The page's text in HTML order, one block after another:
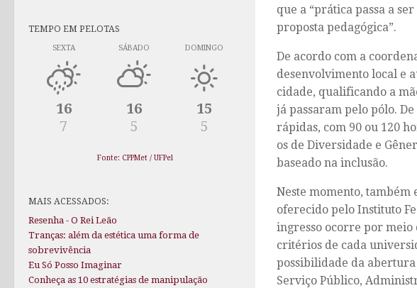
que a “prática passa a
proposta pedagógica”.
De acordo com a
desenvolvimento local e
cidade, qualificando a
já passaram pelo pólo.
rápidas, com 90 ou 120
os de Diversidade e
baseado na inclusão.
Neste momento, também
oferecido pelo Instituto
ingresso ocorre por meio
critérios de cada
possibilidade da abertura
Serviço Público,
TEMPO EM PELOTAS
SEXTA
16
7
SÁBADO
16
5
DOMINGO
15
5
Fonte: CPPMet / UFPel
MAIS ACESSADOS:
Resenha - O Rei Leão
Tranças: além da estética uma forma de
sobrevivência
Eu Só Posso Imaginar
Conheça as 10 estratégias de manipulação